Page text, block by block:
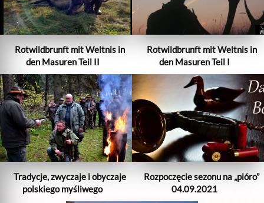
Rotwildbrunft mit Weltnis in
den Masuren Teil II
Rotwildbrunft mit Weltnis in
den Masuren Teil I
Tradycje, zwyczaje i obyczaje
polskiego myśliwego
Rozpoczęcie sezonu na „pióro”
04.09.2021